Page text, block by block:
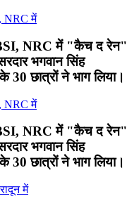
NRC में "कैच द रेन"
भगवान सिंह
के 30 छात्रों ने भाग लिया।
NRC में "कैच द रेन"
भगवान सिंह
के 30 छात्रों ने भाग लिया।